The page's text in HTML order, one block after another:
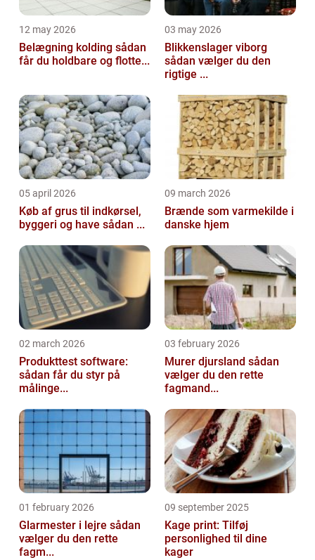
12 may 2026
Belægning kolding sådan
får du holdbare og flotte...
03 may 2026
Blikkenslager viborg
sådan vælger du den
rigtige ...
05 april 2026
Køb af grus til indkørsel,
byggeri og have sådan ...
09 march 2026
Brænde som varmekilde i
danske hjem
02 march 2026
Produkttest software:
sådan får du styr på
målinge...
03 february 2026
Murer djursland sådan
vælger du den rette
fagmand...
01 february 2026
Glarmester i lejre sådan
vælger du den rette
fagm...
09 september 2025
Kage print: Tilføj
personlighed til dine
kager